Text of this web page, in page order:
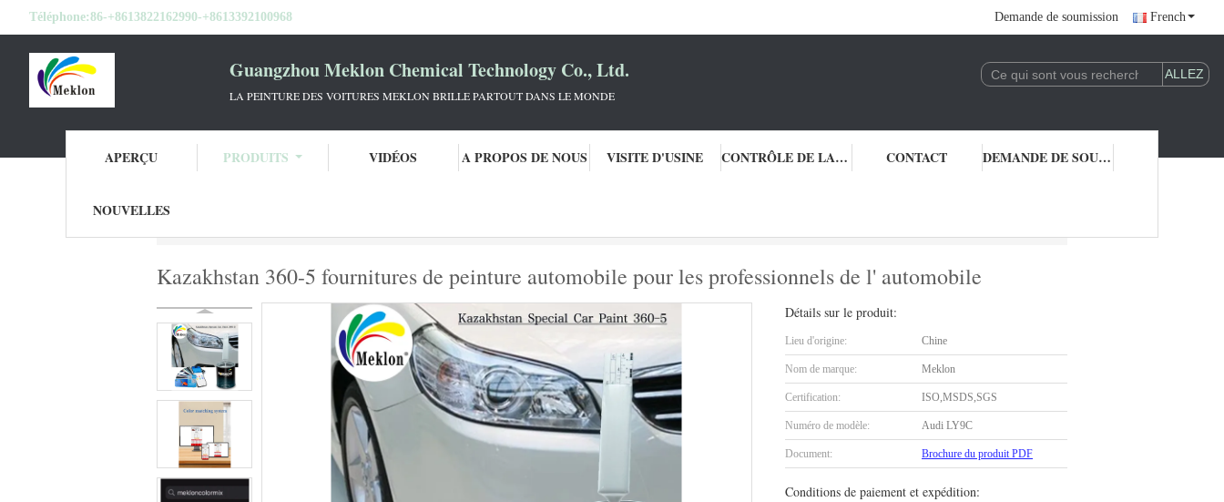
Téléphone:86-+8613822162990-+8613392100968 Demande de soumission French
Guangzhou Meklon Chemical Technology Co., Ltd.
LA PEINTURE DES VOITURES MEKLON BRILLE PARTOUT DANS LE MONDE
APERÇU PRODUITS VIDÉOS A PROPOS DE NOUS VISITE D'USINE CONTRÔLE DE LA QUALITÉ CONTACT DEMANDE DE SOUMISSION
NOUVELLES
Kazakhstan 360-5 fournitures de peinture automobile pour les professionnels de l' automobile
Détails sur le produit:
Lieu d'origine: Chine
Nom de marque: Meklon
Certification: ISO,MSDS,SGS
Numéro de modèle: Audi LY9C
Document: Brochure du produit PDF
Conditions de paiement et expédition: